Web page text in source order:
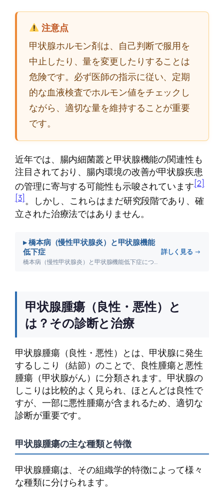
注意点
甲状腺ホルモン剤は、自己判断で服用を
中止したり、量を変更したりすることは
危険です。必ず医師の指示に従い、定期
的な血液検査でホルモン値をチェックし
ながら、適切な量を維持することが重要
です。
近年では、腸内細菌叢と甲状腺機能の関連性も
注目されており、腸内環境の改善が甲状腺疾患
の管理に寄与する可能性も示唆されています[2]
[3]。しかし、これらはまだ研究段階であり、確
立された治療法ではありません。
▸ 橋本病（慢性甲状腺炎）と甲状腺機能
低下症
橋本病（慢性甲状腺炎）と甲状腺機能低下症について詳しく解説します。
詳しく見る →
甲状腺腫瘍（良性・悪性）と
は？その診断と治療
甲状腺腫瘍（良性・悪性）とは、甲状腺に発生
するしこり（結節）のことで、良性腫瘍と悪性
腫瘍（甲状腺がん）に分類されます。甲状腺の
しこりは比較的よく見られ、ほとんどは良性で
すが、一部に悪性腫瘍が含まれるため、適切な
診断が重要です。
甲状腺腫瘍の主な種類と特徴
甲状腺腫瘍は、その組織学的特徴によって様々
な種類に分けられます。